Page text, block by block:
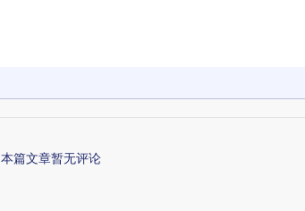
本篇文章暂无评论